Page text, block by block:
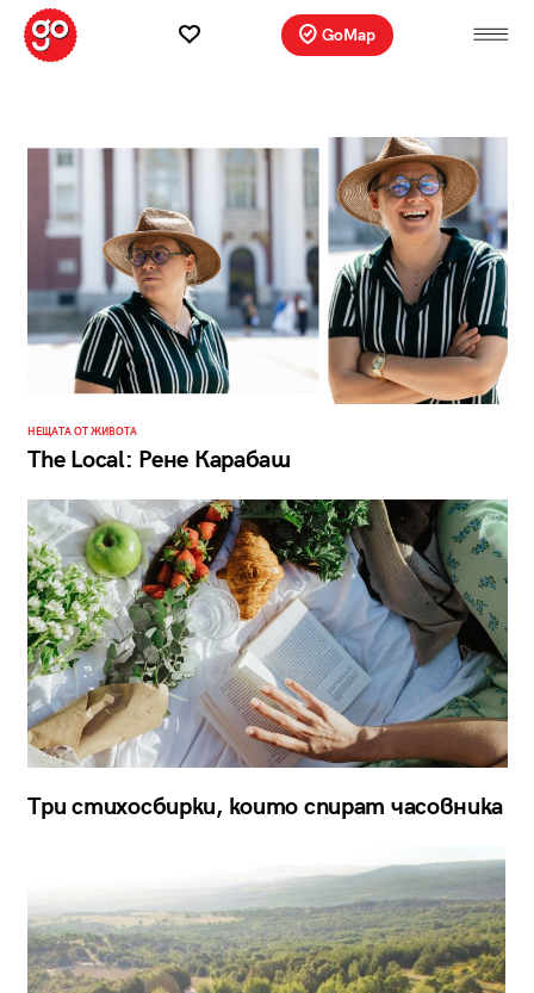
GoMap
НЕЩАТА ОТ ЖИВОТА
The Local: Рене Карабаш
Три стихосбирки, които спират часовника